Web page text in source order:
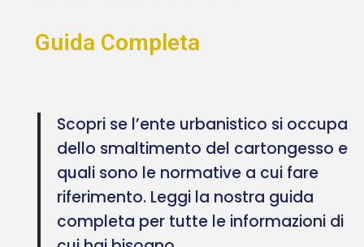
Guida Completa
Scopri se l’ente urbanistico si occupa
dello smaltimento del cartongesso e
quali sono le normative a cui fare
riferimento. Leggi la nostra guida
completa per tutte le informazioni di